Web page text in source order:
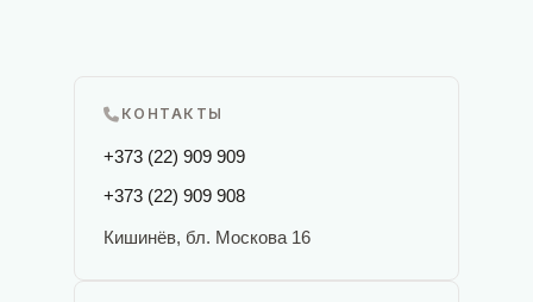
КОНТАКТЫ
+373 (22) 909 909
+373 (22) 909 908
Кишинёв, бл. Москова 16